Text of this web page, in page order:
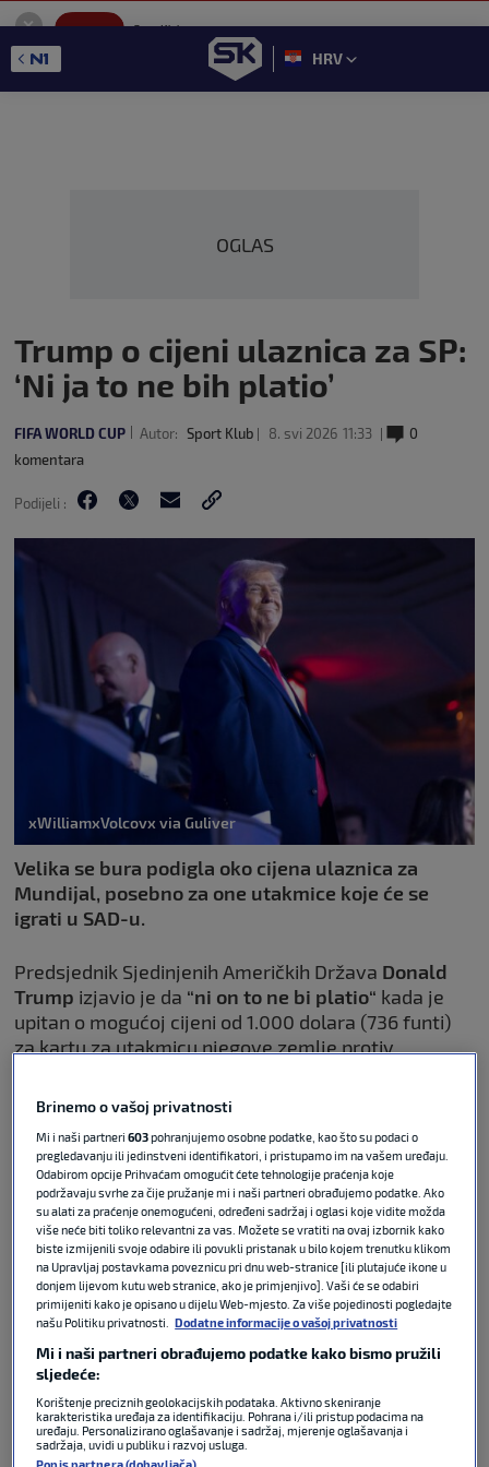
SportKlub
GET - On the Google Play
HRV
OGLAS
Trump o cijeni ulaznica za SP:
‘Ni ja to ne bih platio’
FIFA WORLD CUP Autor: Sport Klub 8. svi 2026 11:33
0
komentara
Podijeli :
xWilliamxVolcovx via Guliver
Velika se bura podigla oko cijena ulaznica za
Mundijal, posebno za one utakmice koje će se
igrati u SAD-u.
Predsjednik Sjedinjenih Američkih Država Donald
Trump izjavio je da “ni on to ne bi platio“ kada je
upitan o mogućoj cijeni od 1.000 dolara (736 funti)
za kartu za utakmicu njegove zemlje protiv
godine
POVEZANO
VIDEO / Shakira objavila: Ovo je
službena himna ovogodišnjeg SP-
a
FIFA WORLD CUP 07. svi 2026 0
Svjetsko prvenstvo održat će se od 11. lipnja do 19.
srpnja uKanadi, Meksiku i Sjedinjenim Državama
Reprezentacija SAD-a, koja je jedan od domaćina
turnira, svoju prvu utakmicu igrat će 12. lipnja u Los
Brinemo o vašoj privatnosti
Mi i naši partneri603pohranjujemo osobne podatke, kao što su podaci o
pregledavanju ili jedinstveni identifikatori, i pristupamo im na vašem uređaju.
Odabirom opcije Prihvaćam omogućit ćete tehnologije praćenja koje
podržavaju svrhe za čije pružanje mi i naši partneri obrađujemo podatke. Ako
su alati za praćenje onemogućeni, određeni sadržaj i oglasi koje vidite možda
više neće biti toliko relevantni za vas. Možete se vratiti na ovaj izbornik kako
biste izmijenili svoje odabire ili povukli pristanak u bilo kojem trenutku klikom
na Upravljaj postavkama poveznicu pri dnu web-stranice [ili plutajuće ikone u
donjem lijevom kutu web stranice, ako je primjenjivo]. Vaši će se odabiri
primijeniti kako je opisano u dijelu Web-mjesto. Za više pojedinosti pogledajte
našu Politiku privatnosti.
Dodatne informacije o vašoj privatnosti
Mi i naši partneri obrađujemo podatke kako bismo pružili
sljedeće:
Korištenje preciznih geolokacijskih podataka. Aktivno skeniranje
karakteristika uređaja za identifikaciju. Pohrana i/ili pristup podacima na
uređaju. Personalizirano oglašavanje i sadržaj, mjerenje oglašavanja i
sadržaja, uvidi u publiku i razvoj usluga.